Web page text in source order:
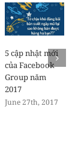
5 cập nhật mới
của Facebook
Group năm
2017
June 27th, 2017